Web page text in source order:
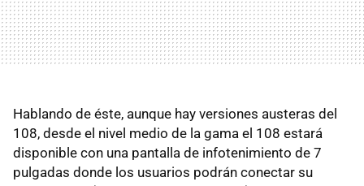
Hablando de éste, aunque hay versiones austeras del
108, desde el nivel medio de la gama el 108 estará
disponible con una pantalla de infotenimiento de 7
pulgadas donde los usuarios podrán conectar su